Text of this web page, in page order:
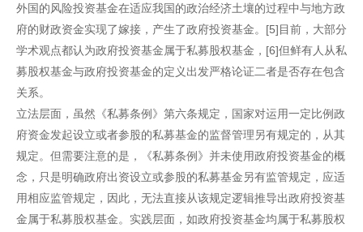
外国的风险投资基金在适应我国的政治经济土壤的过程中与地方政
府的财政资金实现了嫁接，产生了政府投资基金。[5]目前，大部分
学术观点都认为政府投资基金属于私募股权基金，[6]但鲜有人从私
募股权基金与政府投资基金的定义出发严格论证二者是否存在包含
关系。
立法层面，虽然《私募条例》第六条规定，国家对运用一定比例政
府资金发起设立或者参股的私募基金的监督管理另有规定的，从其
规定。但需要注意的是，《私募条例》并未使用政府投资基金的概
念，只是明确政府出资设立或参股的私募基金另有监管规定，应适
用相应监管规定，因此，无法直接从该规定逻辑推导出政府投资基
金属于私募股权基金。实践层面，如政府投资基金均属于私募股权